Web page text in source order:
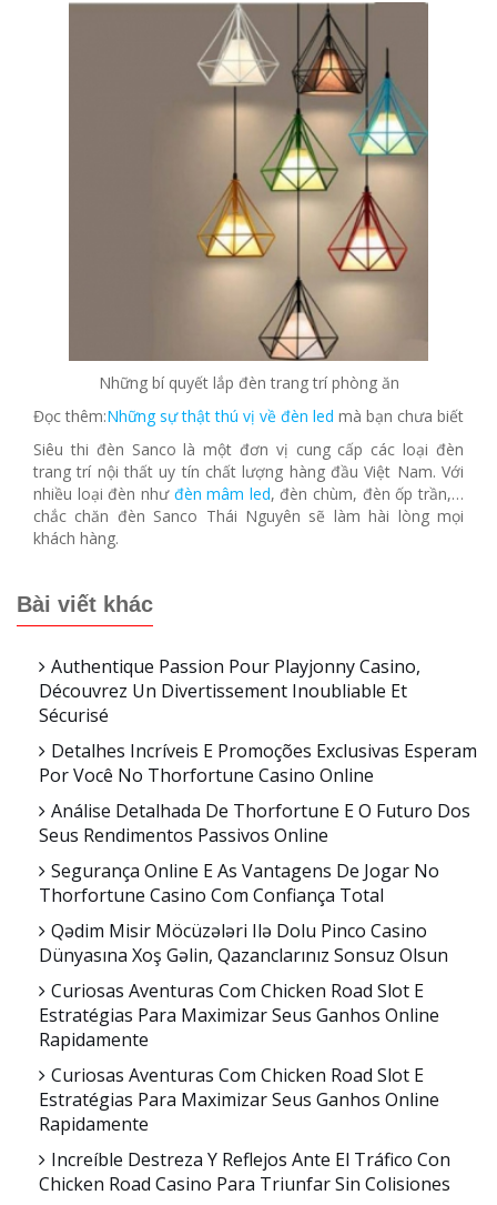
Những bí quyết lắp đèn trang trí phòng ăn
Đọc thêm:Những sự thật thú vị về đèn led mà bạn chưa biết
Siêu thi đèn Sanco là một đơn vị cung cấp các loại đèn
trang trí nội thất uy tín chất lượng hàng đầu Việt Nam. Với
nhiều loại đèn như đèn mâm led, đèn chùm, đèn ốp trần,…
chắc chăn đèn Sanco Thái Nguyên sẽ làm hài lòng mọi
khách hàng.
Bài viết khác
Authentique Passion Pour Playjonny Casino,
Découvrez Un Divertissement Inoubliable Et
Sécurisé
Detalhes Incríveis E Promoções Exclusivas Esperam
Por Você No Thorfortune Casino Online
Análise Detalhada De Thorfortune E O Futuro Dos
Seus Rendimentos Passivos Online
Segurança Online E As Vantagens De Jogar No
Thorfortune Casino Com Confiança Total
Qədim Misir Möcüzələri Ilə Dolu Pinco Casino
Dünyasına Xoş Gəlin, Qazanclarınız Sonsuz Olsun
Curiosas Aventuras Com Chicken Road Slot E
Estratégias Para Maximizar Seus Ganhos Online
Rapidamente
Curiosas Aventuras Com Chicken Road Slot E
Estratégias Para Maximizar Seus Ganhos Online
Rapidamente
Increíble Destreza Y Reflejos Ante El Tráfico Con
Chicken Road Casino Para Triunfar Sin Colisiones